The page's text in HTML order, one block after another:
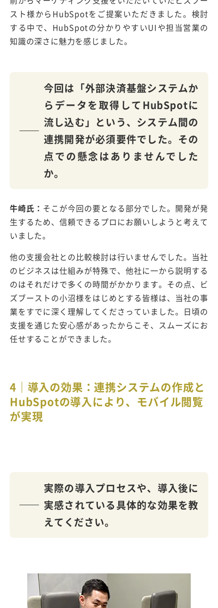
スト様からHubSpotをご提案いただきました。検討
する中で、HubSpotの分かりやすいUIや担当営業の
知識の深さに魅力を感じました。
今回は「外部決済基盤システムか
らデータを取得してHubSpotに
流し込む」という、システム間の
連携開発が必須要件でした。その
点での懸念はありませんでした
か。
牛崎氏： そこが今回の要となる部分でした。開発が発
生するため、信頼できるプロにお願いしようと考えて
いました。
他の支援会社との比較検討は行いませんでした。当社
のビジネスは仕組みが特殊で、他社に一から説明する
のはそれだけで多くの時間がかかります。その点、ビ
ズブーストの小沼様をはじめとする皆様は、当社の事
業をすでに深く理解してくださっていました。日頃の
支援を通じた安心感があったからこそ、スムーズにお
任せすることができました。
4｜導入の効果：連携システムの作成と
HubSpotの導入により、モバイル閲覧
が実現
実際の導入プロセスや、導入後に
実感されている具体的な効果を教
えてください。